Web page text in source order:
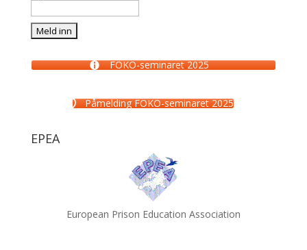
FOKO-seminaret 2025
Påmelding FOKO-seminaret 2025
EPEA
European Prison Education Association